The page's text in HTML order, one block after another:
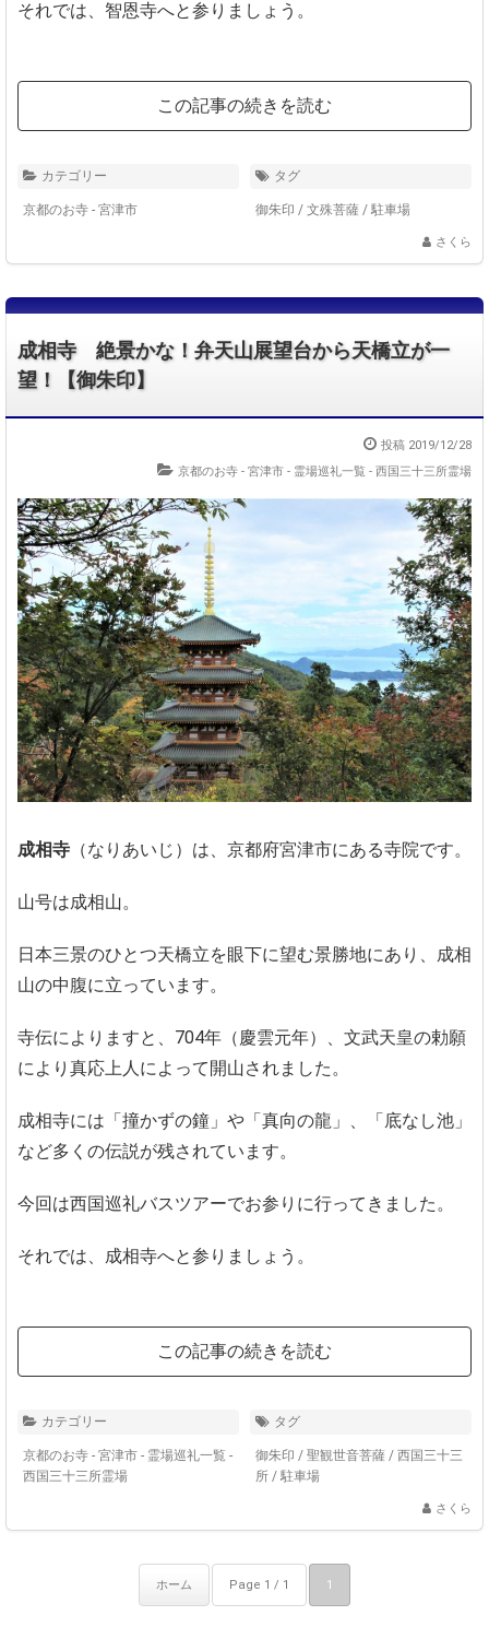
それでは、智恩寺へと参りましょう。
この記事の続きを読む
カテゴリー
京都のお寺 - 宮津市
タグ
御朱印 / 文殊菩薩 / 駐車場
さくら
成相寺 絶景かな！弁天山展望台から天橋立が一
望！【御朱印】
投稿 2019/12/28
京都のお寺 - 宮津市 - 霊場巡礼一覧 - 西国三十三所霊場
成相寺 （なりあいじ）は、京都府宮津市にある寺院です。
山号は成相山。
日本三景のひとつ天橋立を眼下に望む景勝地にあり、成相
山の中腹に立っています。
寺伝によりますと、704年（慶雲元年）、文武天皇の勅願
により真応上人によって開山されました。
成相寺には「撞かずの鐘」や「真向の龍」、「底なし池」
など多くの伝説が残されています。
今回は西国巡礼バスツアーでお参りに行ってきました。
それでは、成相寺へと参りましょう。
この記事の続きを読む
カテゴリー
京都のお寺 - 宮津市 - 霊場巡礼一覧 -
西国三十三所霊場
タグ
御朱印 / 聖観世音菩薩 / 西国三十三
所 / 駐車場
さくら
ホーム Page 1 / 1 1